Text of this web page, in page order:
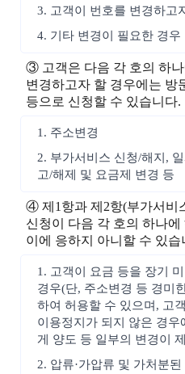
3. 고객이 번호를 변경하고
4. 기타 변경이 필요한 경우
③ 고객은 다음 각 호의 하
변경하고자 할 경우에는 방
등으로 신청할 수 있습니다.
1. 주소변경
2. 부가서비스 신청/해지,
고/해제 및 요금제 변경 등
④ 제1항과 제2항(부가서비
신청이 다음 각 호의 하나
이에 응하지 아니할 수 있습
1. 고객이 요금 등을 장기
경우(단, 주소변경 등 경미
하여 허용할 수 있으며, 고
이용정지가 되지 않은 경우
게 양도 등 일부의 변경이
2. 압류·가압류 및 가처분